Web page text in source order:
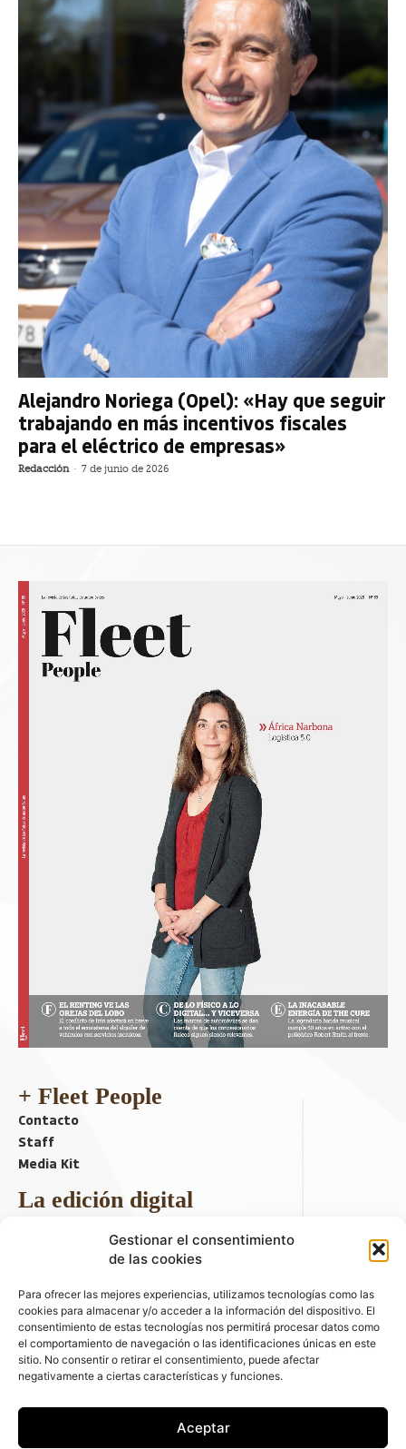
Gestionar el consentimiento
de las cookies
Para ofrecer las mejores experiencias, utilizamos tecnologías como las
cookies para almacenar y/o acceder a la información del dispositivo. El
consentimiento de estas tecnologías nos permitirá procesar datos como
el comportamiento de navegación o las identificaciones únicas en este
sitio. No consentir o retirar el consentimiento, puede afectar
negativamente a ciertas características y funciones.
Aceptar
Alejandro Noriega (Opel): «Hay que seguir
trabajando en más incentivos fiscales
para el eléctrico de empresas»
Redacción - 7 de junio de 2026
+ Fleet People
Contacto
Staff
Media Kit
La edición digital
Descargar último ejemplar
ir a hemeroteca
+ Contenido en redes sociales